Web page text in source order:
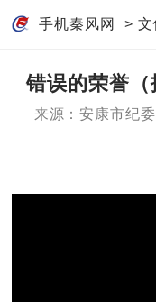
手机秦风网 > 文
错误的荣誉（
来源：安康市纪委